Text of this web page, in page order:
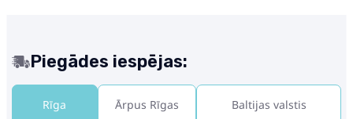
Piegādes iespējas:
Rīga Ārpus Rīgas Baltijas valstis